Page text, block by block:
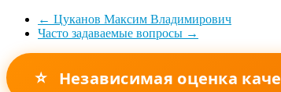
← Цуканов Максим Владимирович
Часто задаваемые вопросы →
⭐ Независимая оценка